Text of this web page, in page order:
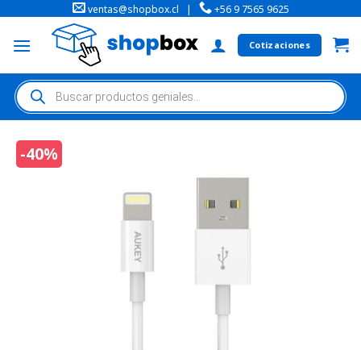
ventas@shopbox.cl | +56 9 7565 9625
Cotizaciones
-40%